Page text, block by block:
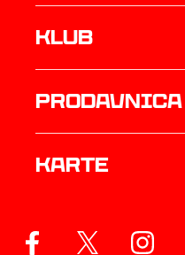
Klub
prodavnica
Karte